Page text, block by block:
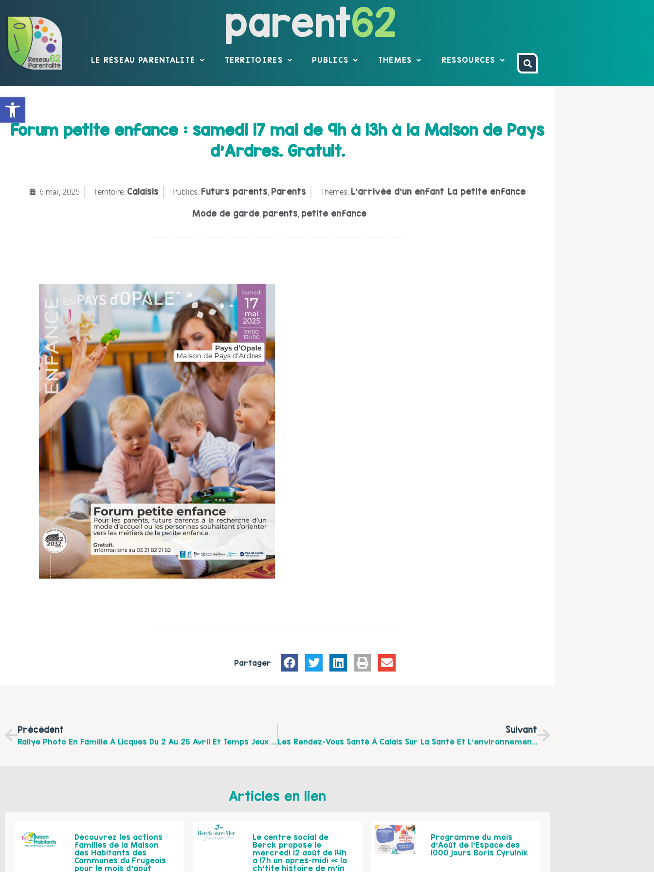
Ouvrir la barre d’outils
parent62
LE RÉSEAU PARENTALITÉ TERRITOIRES PUBLICS THÈMES RESSOURCES
Forum petite enfance : samedi 17 mai de 9h à 13h à la Maison de Pays
d’Ardres. Gratuit.
6 mai, 2025 Territoire: Calaisis Publics: Futurs parents Parents Thèmes: L'arrivée d'un enfant La petite enfance
Mode de garde parents petite enfance
Partager
Précédent
Rallye Photo En Famille À Licques Du 2 Au 25 Avril Et Temps Jeux En Famille Le 30 Avril À La Maison De Pays De Licques
Suivant
Les Rendez-Vous Santé À Calais Sur La Santé Et L’environnement, Les 12, 13 Et 15 Mai Au Fort Nieulay, Beaumarais Et Cailloux.
Articles en lien
Découvrez les actions
familles de la Maison
des Habitants des
Communes du Frugeois
pour le mois d’août
Le centre social de
Berck propose le
mercredi 12 août de 14h
à 17h un après-midi « la
ch’tite histoire de m’in
Programme du mois
d’Août de l’Espace des
1000 jours Boris Cyrulnik